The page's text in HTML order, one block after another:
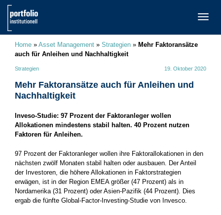
Home » Asset Management » Strategien » Mehr Faktoransätze
auch für Anleihen und Nachhaltigkeit
Strategien 19. Oktober 2020
Mehr Faktoransätze auch für Anleihen und
Nachhaltigkeit
Inveso-Studie: 97 Prozent der Faktoranleger wollen
Allokationen mindestens stabil halten. 40 Prozent nutzen
Faktoren für Anleihen.
97 Prozent der Faktoranleger wollen ihre Faktorallokationen in den
nächsten zwölf Monaten stabil halten oder ausbauen. Der Anteil
der Investoren, die höhere Allokationen in Faktorstrategien
erwägen, ist in der Region EMEA größer (47 Prozent) als in
Nordamerika (31 Prozent) oder Asien-Pazifik (44 Prozent). Dies
ergab die fünfte Global-Factor-Investing-Studie von Invesco.